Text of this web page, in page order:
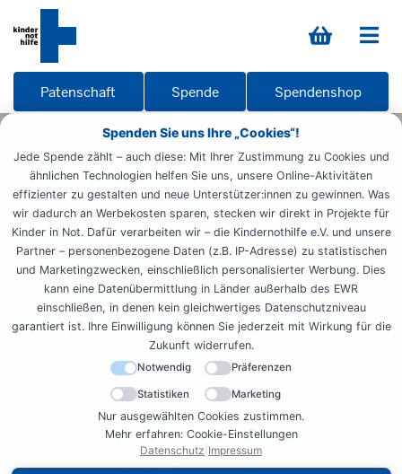
Spenden Sie uns Ihre „Cookies“!
Jede Spende zählt – auch diese: Mit Ihrer Zustimmung zu Cookies und
ähnlichen Technologien helfen Sie uns, unsere Online-Aktivitäten
effizienter zu gestalten und neue Unterstützer:innen zu gewinnen. Was
wir dadurch an Werbekosten sparen, stecken wir direkt in Projekte für
Kinder in Not. Dafür verarbeiten wir – die Kindernothilfe e.V. und unsere
Partner – personenbezogene Daten (z.B. IP-Adresse) zu statistischen
und Marketingzwecken, einschließlich personalisierter Werbung. Dies
kann eine Datenübermittlung in Länder außerhalb des EWR
einschließen, in denen kein gleichwertiges Datenschutzniveau
garantiert ist. Ihre Einwilligung können Sie jederzeit mit Wirkung für die
Zukunft widerrufen.
Notwendig Präferenzen
Statistiken Marketing
Nur ausgewählten Cookies zustimmen.
Mehr erfahren: Cookie-Einstellungen
Datenschutz Impressum
Patenschaft Spende Spendenshop
Startseite Informieren Materialien
Übersicht
Magazin
Magazin 22-4
Kindernothilfe-Magazin
Ehrenamtliche
Spendende
Kindernothilfe-Magazin
4/2022
In der Titelgeschichte geht es um die Dürre in Äthiopien
und was wir mit unseren Partnern vor Ort dagegen tun:
"Die Welt soll sehen, was hier passiert". Weitere Artikel:
"Indonesien: 12 Stunden in Jakarta" – eine Reportage
zum neuen Action!Kidz-Projekt, "ILO-Weltkonferenz in